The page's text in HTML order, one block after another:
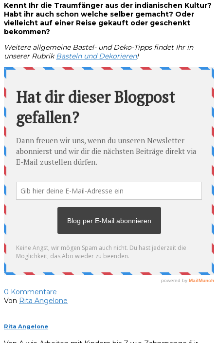
Kennt Ihr die Traumfänger aus der indianischen Kultur?
Habt ihr auch schon welche selber gemacht? Oder
vielleicht auf einer Reise gekauft oder geschenkt
bekommen?
Weitere allgemeine Bastel- und Deko-Tipps findet Ihr in
unserer RubrikBasteln und Dekorieren!
0 Kommentare
Von Rita Angelone
Rita Angelone